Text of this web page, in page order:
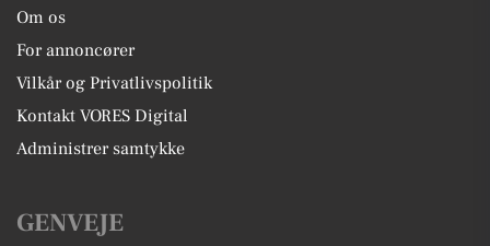
Om os
For annoncører
Vilkår og Privatlivspolitik
Kontakt VORES Digital
Administrer samtykke
GENVEJE